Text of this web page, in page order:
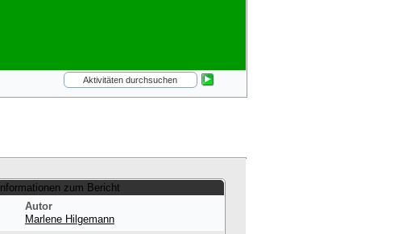
Informationen zum Bericht
Autor
Marlene Hilgemann